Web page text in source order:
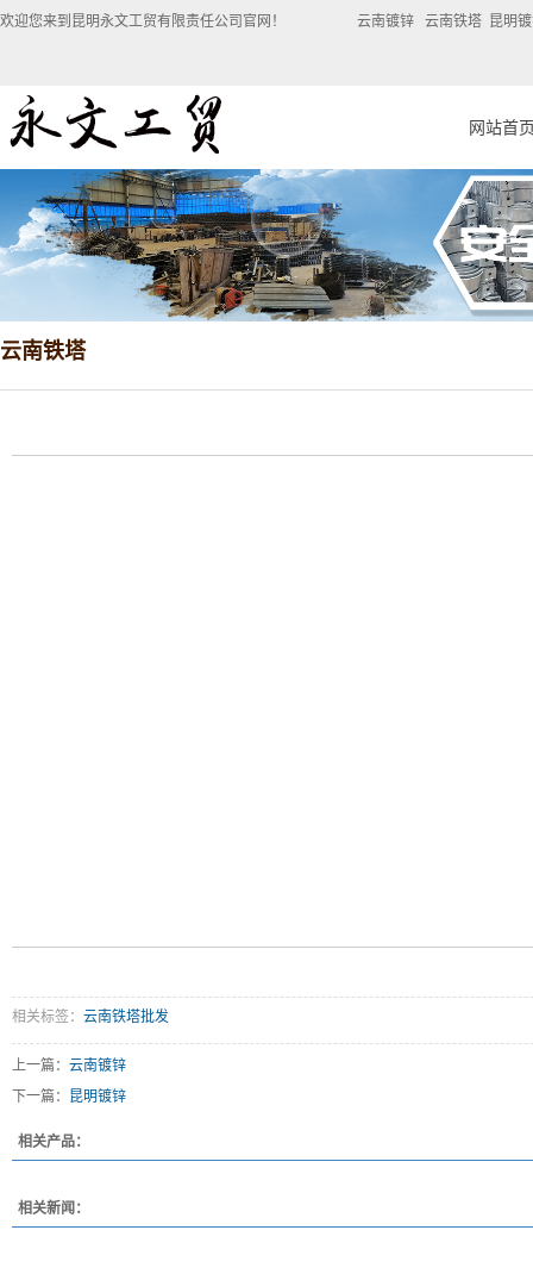
欢迎您来到昆明永文工贸有限责任公司官网！ 云南镀锌 云南铁塔 昆明镀
网站首
云南铁塔
相关标签： 云南铁塔批发
上一篇： 云南镀锌
下一篇： 昆明镀锌
相关产品：
相关新闻：